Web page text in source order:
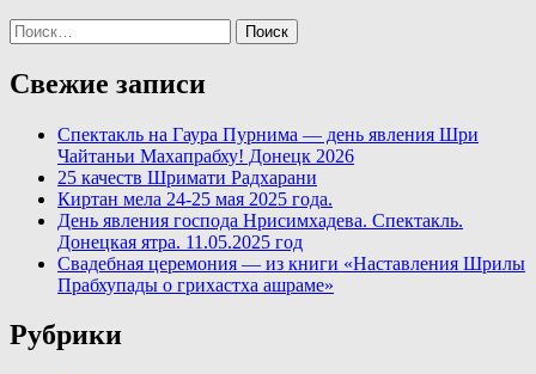
Найти:
Свежие записи
Спектакль на Гаура Пурнима — день явления Шри
Чайтаньи Махапрабху! Донецк 2026
25 качеств Шримати Радхарани
Киртан мела 24-25 мая 2025 года.
День явления господа Нрисимхадева. Спектакль.
Донецкая ятра. 11.05.2025 год
Свадебная церемония — из книги «Наставления Шрилы
Прабхупады о грихастха ашраме»
Рубрики